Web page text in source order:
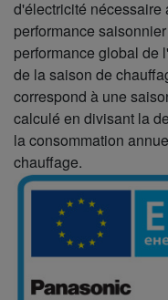
d'électricité nécessaire
performance
performance global de
de la saison de
correspond à une
calculé en divisant la
la consommation
chauffage.